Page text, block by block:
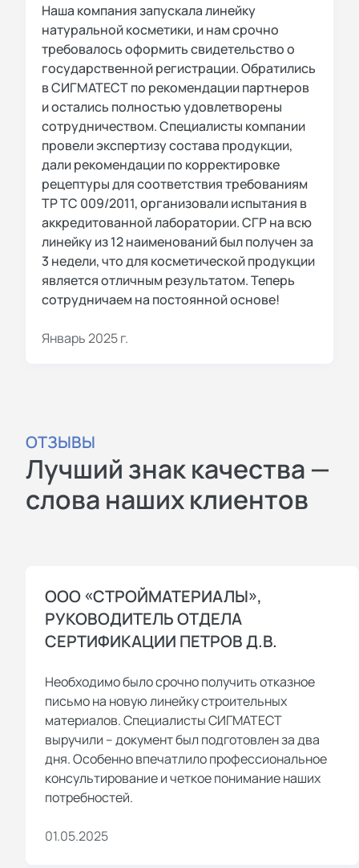
Наша компания запускала линейку
натуральной косметики, и нам срочно
требовалось оформить свидетельство о
государственной регистрации. Обратились
в СИГМАТЕСТ по рекомендации партнеров
и остались полностью удовлетворены
сотрудничеством. Специалисты компании
провели экспертизу состава продукции,
дали рекомендации по корректировке
рецептуры для соответствия требованиям
ТР ТС 009/2011, организовали испытания в
аккредитованной лаборатории. СГР на всю
линейку из 12 наименований был получен за
3 недели, что для косметической продукции
является отличным результатом. Теперь
сотрудничаем на постоянной основе!
Январь 2025 г.
ОТЗЫВЫ
Лучший знак качества —
слова наших клиентов
ООО «СТРОЙМАТЕРИАЛЫ»,
РУКОВОДИТЕЛЬ ОТДЕЛА
СЕРТИФИКАЦИИ ПЕТРОВ Д.В.
Необходимо было срочно получить отказное
письмо на новую линейку строительных
материалов. Специалисты СИГМАТЕСТ
выручили – документ был подготовлен за два
дня. Особенно впечатлило профессиональное
консультирование и четкое понимание наших
потребностей.
01.05.2025